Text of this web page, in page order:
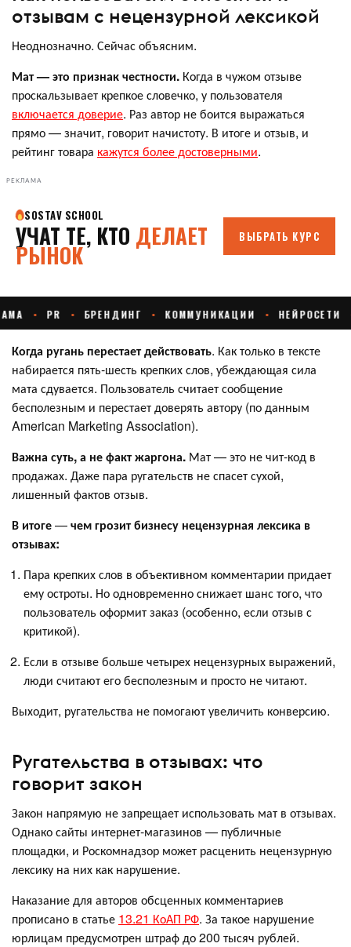
отзывам с нецензурной лексикой
Неоднозначно. Сейчас объясним.
Мат — это признак честности. Когда в чужом отзыве
проскальзывает крепкое словечко, у пользователя
включается доверие. Раз автор не боится выражаться
прямо — значит, говорит начистоту. В итоге и отзыв, и
рейтинг товара кажутся более достоверными.
РЕКЛАМА
Когда ругань перестает действовать. Как только в тексте
набирается пять-шесть крепких слов, убеждающая сила
мата сдувается. Пользователь считает сообщение
бесполезным и перестает доверять автору (по данным
American Marketing Association).
Важна суть, а не факт жаргона. Мат — это не чит-код в
продажах. Даже пара ругательств не спасет сухой,
лишенный фактов отзыв.
В итоге—чем грозит бизнесу нецензурная лексика в
отзывах:
Пара крепких слов в объективном комментарии придает
ему остроты. Но одновременно снижает шанс того, что
пользователь оформит заказ (особенно, если отзыв с
критикой).
Если в отзыве больше четырех нецензурных выражений,
люди считают его бесполезным и просто не читают.
Выходит, ругательства не помогают увеличить конверсию.
Ругательства в отзывах: что
говорит закон
Закон напрямую не запрещает использовать мат в отзывах.
Однако сайты интернет-магазинов — публичные
площадки, и Роскомнадзор может расценить нецензурную
лексику на них как нарушение.
Наказание для авторов обсценных комментариев
прописано в статье 13.21 КоАП РФ. За такое нарушение
юрлицам предусмотрен штраф до 200 тысяч рублей.